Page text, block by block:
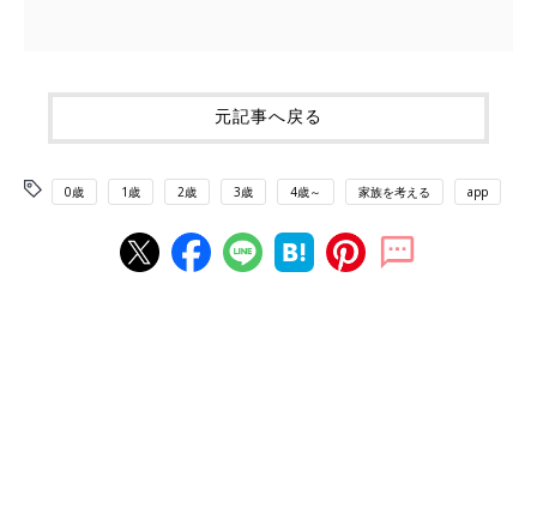
元記事へ戻る
0歳 1歳 2歳 3歳 4歳～ 家族を考える app